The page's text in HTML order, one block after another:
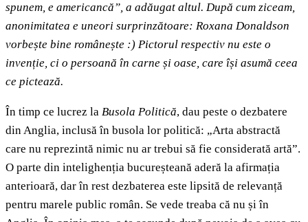
spunem, e americancă”, a adăugat altul. După cum ziceam,
anonimitatea e uneori surprinzătoare: Roxana Donaldson
vorbește bine românește :) Pictorul respectiv nu este o
invenție, ci o persoană în carne și oase, care își asumă ceea
ce pictează.
În timp ce lucrez la Busola Politică, dau peste o dezbatere
din Anglia, inclusă în busola lor politică: „Arta abstractă
care nu reprezintă nimic nu ar trebui să fie considerată artă”.
O parte din intelighenția bucureșteană aderă la afirmația
anterioară, dar în rest dezbaterea este lipsită de relevanță
pentru marele public român. Se vede treaba că nu și în